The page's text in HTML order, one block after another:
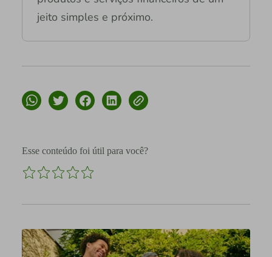
jeito simples e próximo.
Esse conteúdo foi útil para você?